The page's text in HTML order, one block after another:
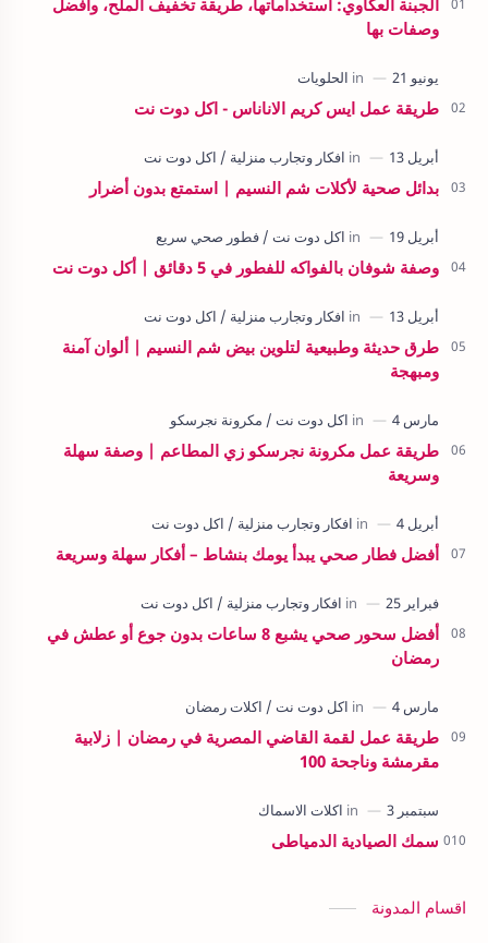
وصفات بها
طريقة عمل ايس كريم الاناناس - اكل دوت نت
بدائل صحية لأكلات شم النسيم | استمتع بدون أضرار
وصفة شوفان بالفواكه للفطور في 5 دقائق | أكل دوت نت
طرق حديثة وطبيعية لتلوين بيض شم النسيم | ألوان آمنة
ومبهجة
طريقة عمل مكرونة نجرسكو زي المطاعم | وصفة سهلة
وسريعة
أفضل فطار صحي يبدأ يومك بنشاط – أفكار سهلة وسريعة
أفضل سحور صحي يشبع 8 ساعات بدون جوع أو عطش في
رمضان
طريقة عمل لقمة القاضي المصرية في رمضان | زلابية
مقرمشة وناجحة 100
سمك الصيادية الدمياطى
اقسام المدونة